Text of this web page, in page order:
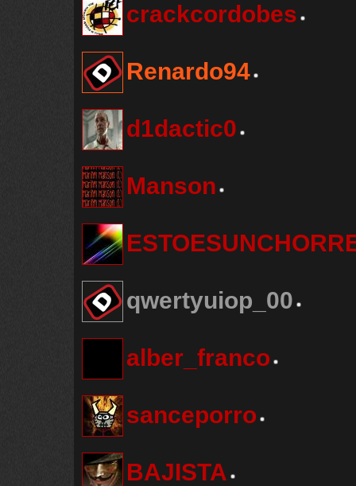
crackcordobes
Renardo94
d1dactic0
Manson
qwertyuiop_00
alber_franco
sanceporro
BAJISTA